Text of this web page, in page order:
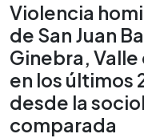
Violencia
de San Juan
Ginebra,
en los últimos
desde la
comparada